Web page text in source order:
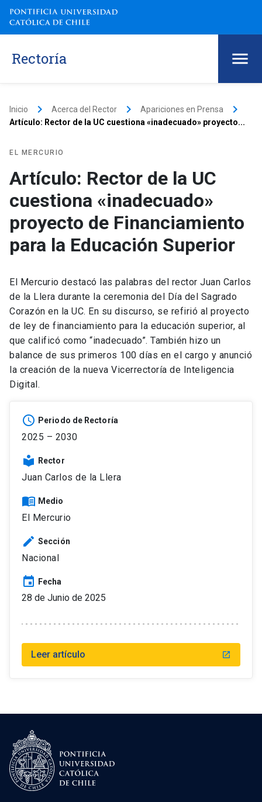
Rectoría
Inicio keyboard_arrow_right Acerca del Rector keyboard_arrow_right Apariciones en Prensa keyboard_arrow_right
Artículo: Rector de la UC cuestiona «inadecuado» proyecto...
EL MERCURIO
Artículo: Rector de la UC
cuestiona «inadecuado»
proyecto de Financiamiento
para la Educación Superior
El Mercurio destacó las palabras del rector Juan Carlos
de la Llera durante la ceremonia del Día del Sagrado
Corazón en la UC. En su discurso, se refirió al proyecto
de ley de financiamiento para la educación superior, al
que calificó como “inadecuado”. También hizo un
balance de sus primeros 100 días en el cargo y anunció
la creación de la nueva Vicerrectoría de Inteligencia
Digital.
schedule Periodo de Rectoría
2025 – 2030
local_library Rector
Juan Carlos de la Llera
menu_book Medio
El Mercurio
edit Sección
Nacional
event Fecha
28 de Junio de 2025
Leer artículo launch